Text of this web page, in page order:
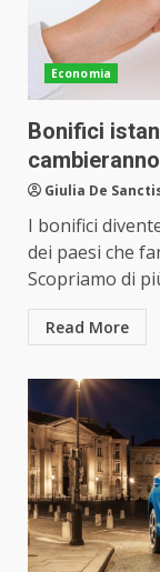
Economia
Bonifici
Giulia De
I bonifici
dei paesi che
Scopriamo di
Read More